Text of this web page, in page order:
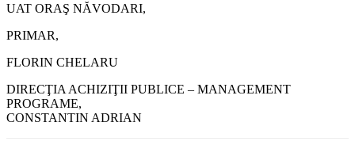
UAT ORAŞ NĂVODARI,
PRIMAR,
FLORIN CHELARU
DIRECŢIA ACHIZIŢII PUBLICE – MANAGEMENT
PROGRAME,
CONSTANTIN ADRIAN